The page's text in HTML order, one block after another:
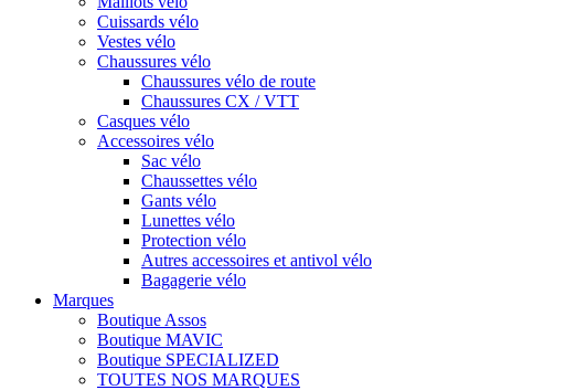
Cuissards vélo
Vestes vélo
Chaussures vélo
Chaussures vélo de route
Chaussures CX / VTT
Casques vélo
Accessoires vélo
Sac vélo
Chaussettes vélo
Gants vélo
Lunettes vélo
Protection vélo
Autres accessoires et antivol vélo
Bagagerie vélo
Marques
Boutique Assos
Boutique MAVIC
Boutique SPECIALIZED
TOUTES NOS MARQUES